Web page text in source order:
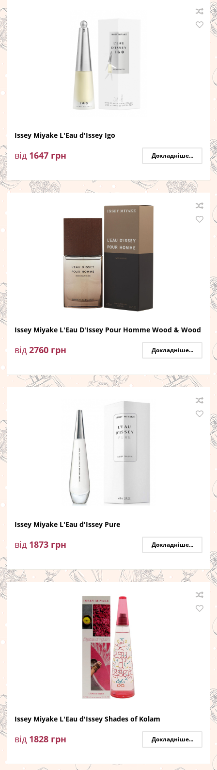
Issey Miyake L'Eau d'Issey Igo
від 1647 грн Докладніше...
Issey Miyake L'Eau D'Issey Pour Homme Wood & Wood
від 2760 грн Докладніше...
Issey Miyake L'Eau d'Issey Pure
від 1873 грн Докладніше...
Issey Miyake L'Eau d'Issey Shades of Kolam
від 1828 грн Докладніше...